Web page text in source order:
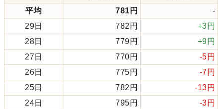
平均
781円
-
29日
782円
+3円
28日
779円
+9円
27日
770円
-5円
26日
775円
-7円
25日
782円
-13円
24日
795円
-3円